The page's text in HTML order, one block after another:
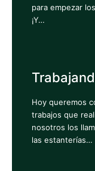
para empezar
¡Y…
Hoy queremos
trabajos que
nosotros los
las estanterías…